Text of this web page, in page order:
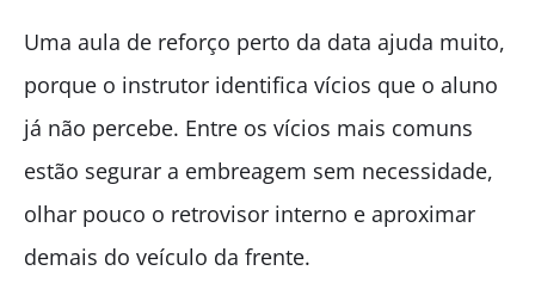
Uma aula de reforço perto da data ajuda muito,
porque o instrutor identifica vícios que o aluno
já não percebe. Entre os vícios mais comuns
estão segurar a embreagem sem necessidade,
olhar pouco o retrovisor interno e aproximar
demais do veículo da frente.